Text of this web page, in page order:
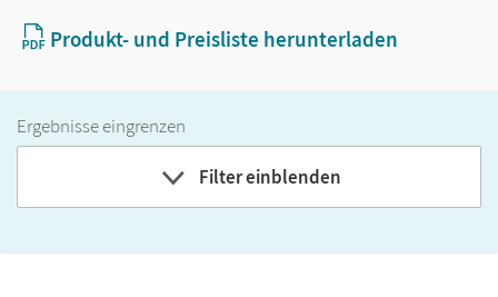
Produkt- und Preisliste herunterladen
Ergebnisse eingrenzen
Filter einblenden
Band